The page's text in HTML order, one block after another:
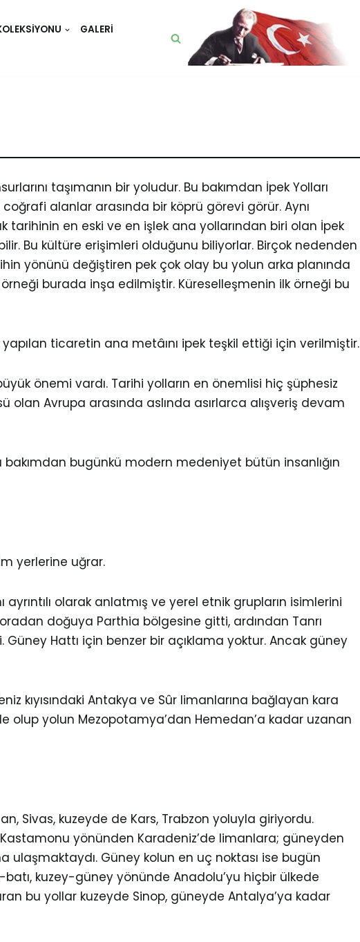
GALERI
taşımanın bir yoludur. Bu bakımdan İpek Yolları
coğrafi alanlar arasında bir köprü görevi görür. Aynı
tarihinin en eski ve en işlek ana yollarından biri olan İpek
Bu kültüre erişimleri olduğunu biliyorlar. Birçok nedenden
yönünü değiştiren pek çok olay bu yolun arka planında
burada inşa edilmiştir. Küreselleşmenin ilk örneği bu
ticaretin ana metâını ipek teşkil ettiği için verilmiştir.
önemi vardı. Tarihi yolların en önemlisi hiç şüphesiz
olan Avrupa arasında aslında asırlarca alışveriş devam
bakımdan bugünkü modern medeniyet bütün insanlığın
yerlerine uğrar.
ayrıntılı olarak anlatmış ve yerel etnik grupların isimlerini
doğuya Parthia bölgesine gitti, ardından Tanrı
Güney Hattı için benzer bir açıklama yoktur. Ancak güney
kıyısındaki Antakya ve Sûr limanlarına bağlayan kara
olup yolun Mezopotamya’dan Hemedan’a kadar uzanan
Sivas, kuzeyde de Kars, Trabzon yoluyla giriyordu.
yönünden Karadeniz’de limanlara; güneyden
ulaşmaktaydı. Güney kolun en uç noktası ise bugün
batı, kuzey-güney yönünde Anadolu’yu hiçbir ülkede
bu yollar kuzeyde Sinop, güneyde Antalya’ya kadar